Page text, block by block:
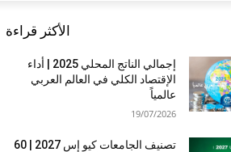
الأكثر قراءة
إجمالي الناتج المحلي 2025 | أداء
الإقتصاد الكلي في العالم العربي
عالمياً
19/07/2026
تصنيف الجامعات كيو إس 2027 | 60